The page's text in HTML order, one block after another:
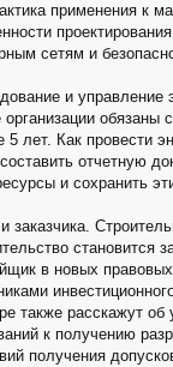
применения к
сетям и
и
обязаны
5 лет. Как провести
отчетную
и сохранить
заказчика.
становится
в новых
также расскажут об
к получению
получения